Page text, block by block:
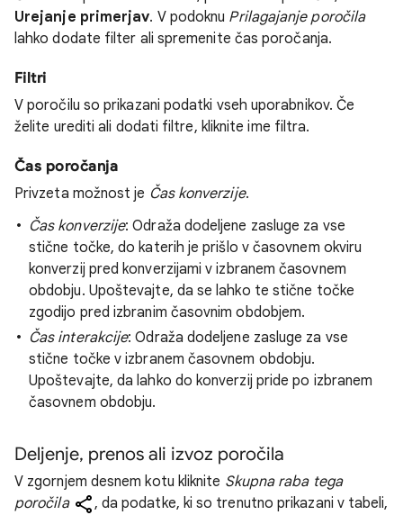
Urejanje primerjav. V podoknu Prilagajanje poročila
lahko dodate filter ali spremenite čas poročanja.
Filtri
V poročilu so prikazani podatki vseh uporabnikov. Če
želite urediti ali dodati filtre, kliknite ime filtra.
Čas poročanja
Privzeta možnost je Čas konverzije.
Čas konverzije: Odraža dodeljene zasluge za vse
stične točke, do katerih je prišlo v časovnem okviru
konverzij pred konverzijami v izbranem časovnem
obdobju. Upoštevajte, da se lahko te stične točke
zgodijo pred izbranim časovnim obdobjem.
Čas interakcije: Odraža dodeljene zasluge za vse
stične točke v izbranem časovnem obdobju.
Upoštevajte, da lahko do konverzij pride po izbranem
časovnem obdobju.
Deljenje, prenos ali izvoz poročila
V zgornjem desnem kotu kliknite Skupna raba tega
poročila
, da podatke, ki so trenutno prikazani v tabeli,